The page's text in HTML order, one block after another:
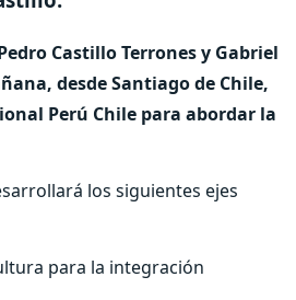
Castillo Terrones y Gabriel
desde Santiago de Chile,
Perú Chile para abordar la
los siguientes ejes
para la integración